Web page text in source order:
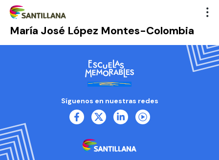
María José López Montes-Colombia
Síguenos en nuestras redes